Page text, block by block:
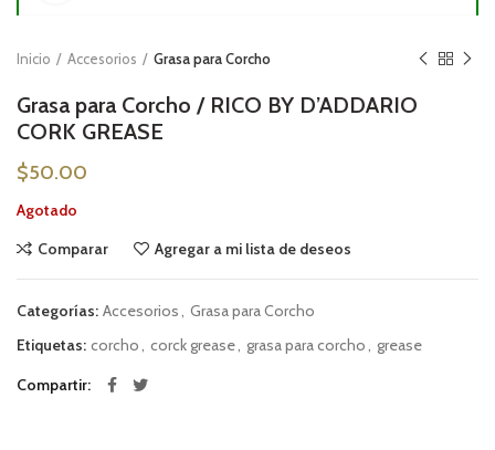
Inicio Accesorios Grasa para Corcho
Grasa para Corcho / RICO BY D’ADDARIO
CORK GREASE
$50.00
Agotado
Comparar
Agregar a mi lista de deseos
Categorías: Accesorios, Grasa para Corcho
Etiquetas: corcho, corck grease, grasa para corcho, grease
Compartir